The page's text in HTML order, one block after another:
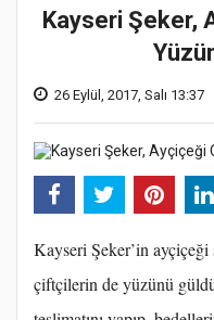
Kayseri Şeker,
26 Eylül, 2017, Salı 13:37
Kayseri Şeker’in
çiftçilerin de yüzünü